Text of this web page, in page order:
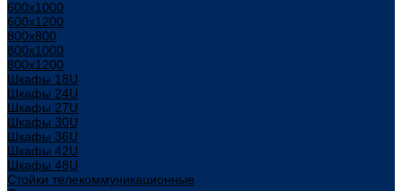
600х1000
600х1200
800x800
800х1000
800х1200
Шкафы 18U
Шкафы 24U
Шкафы 27U
Шкафы 30U
Шкафы 36U
Шкафы 42U
Шкафы 48U
Стойки телекоммуникационные